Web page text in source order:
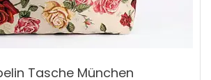
Tasche München